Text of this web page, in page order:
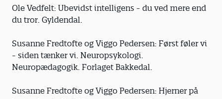
Ole Vedfelt: Ubevidst intelligens - du ved mere end
du tror. Gyldendal.
Susanne Fredtofte og Viggo Pedersen: Først føler vi
- siden tænker vi. Neuropsykologi.
Neuropædagogik. Forlaget Bakkedal.
Susanne Fredtofte og Viggo Pedersen: Hjerner på